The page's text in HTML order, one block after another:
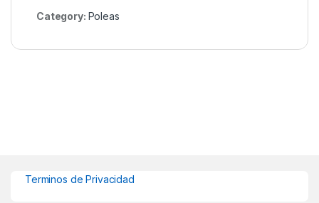
Category: Poleas
Terminos de Privacidad